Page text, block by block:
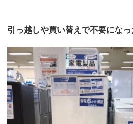
引っ越しや買い替えで不要にな